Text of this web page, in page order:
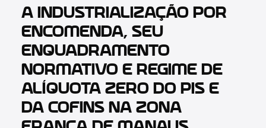
A INDUSTRIALIZAÇÃO POR
ENCOMENDA, SEU
ENQUADRAMENTO
NORMATIVO E REGIME DE
ALÍQUOTA ZERO DO PIS E
DA COFINS NA ZONA